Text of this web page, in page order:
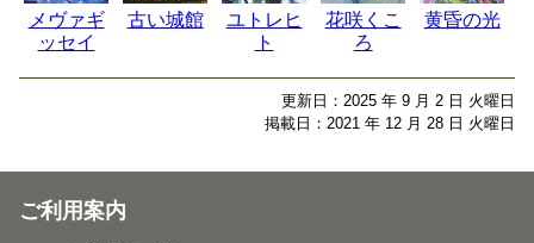
メヴァギ
ッセイ
古い城館
ユトレヒ
ト
花咲くこ
ろ
黄昏の光
更新日：2025 年 9 月 2 日 火曜日
掲載日：2021 年 12 月 28 日 火曜日
ご利用案内